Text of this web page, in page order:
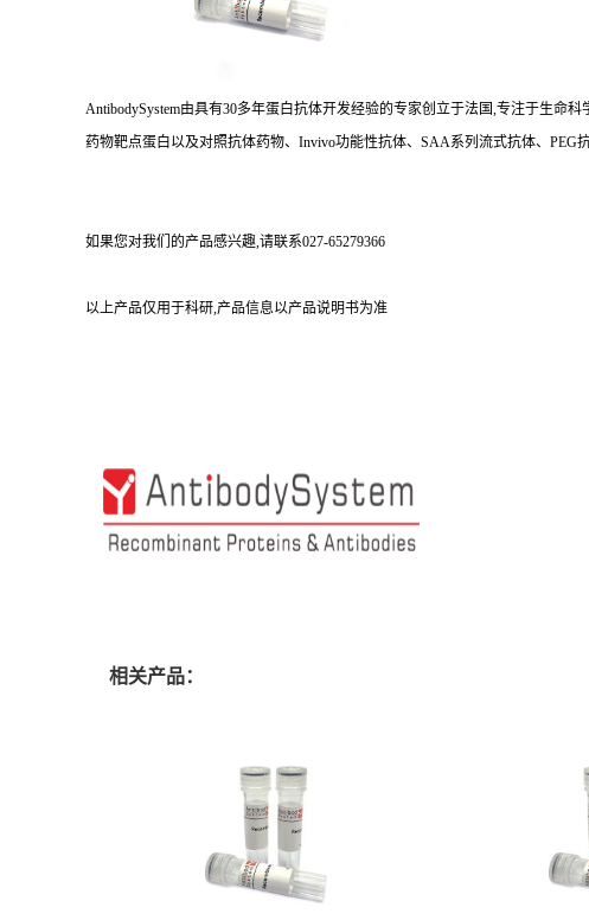
AntibodySystem由具有30多年蛋白抗体开发经验的专家创立于法国,专注于生命
药物靶点蛋白以及对照抗体药物、Invivo功能性抗体、SAA系列流式抗体、
如果您对我们的产品感兴趣,请联系027-65279366
以上产品仅用于科研,产品信息以产品说明书为准
相关产品：